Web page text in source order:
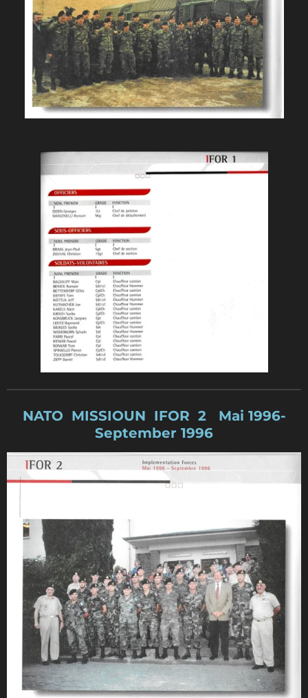
NATO MISSIOUN IFOR 2 Mai 1996-
September 1996